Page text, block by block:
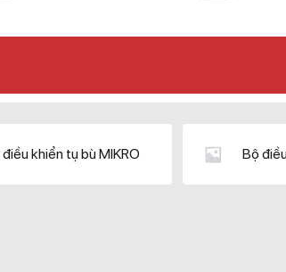
khiển tụ bù MIKRO Bộ